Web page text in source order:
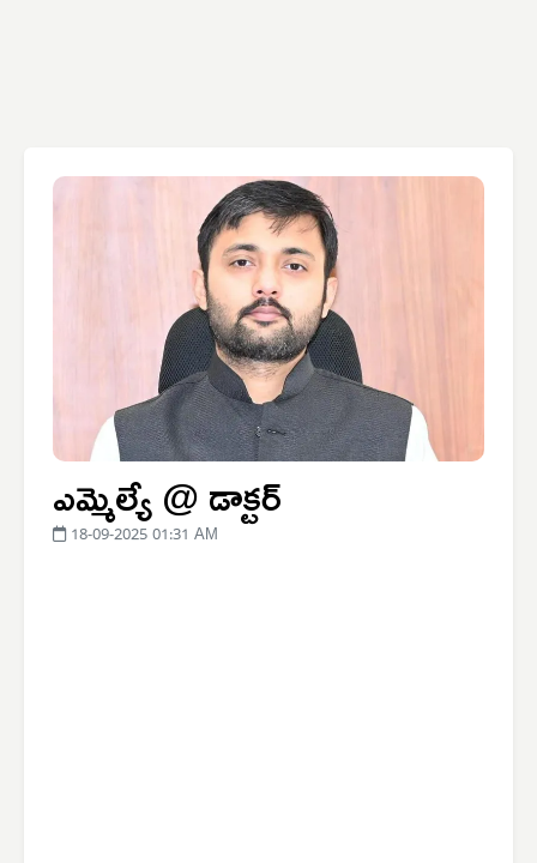
ఎమ్మెల్యే @ డాక్టర్
18-09-2025 01:31 AM